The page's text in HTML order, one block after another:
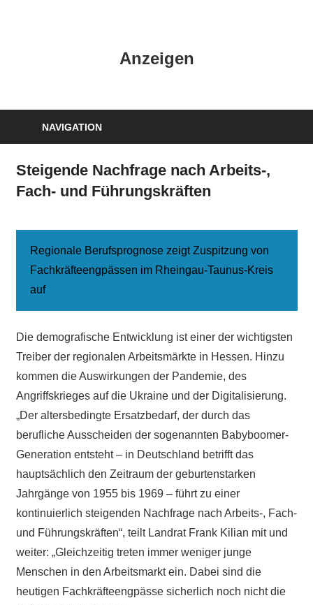
Anzeigen
NAVIGATION
Steigende Nachfrage nach Arbeits-,
Fach- und Führungskräften
Regionale Berufsprognose zeigt Zuspitzung von
Fachkräfteengpässen im Rheingau-Taunus-Kreis
auf
Die demografische Entwicklung ist einer der wichtigsten
Treiber der regionalen Arbeitsmärkte in Hessen. Hinzu
kommen die Auswirkungen der Pandemie, des
Angriffskrieges auf die Ukraine und der Digitalisierung.
„Der altersbedingte Ersatzbedarf, der durch das
berufliche Ausscheiden der sogenannten Babyboomer-
Generation entsteht – in Deutschland betrifft das
hauptsächlich den Zeitraum der geburtenstarken
Jahrgänge von 1955 bis 1969 – führt zu einer
kontinuierlich steigenden Nachfrage nach Arbeits-, Fach-
und Führungskräften“, teilt Landrat Frank Kilian mit und
weiter: „Gleichzeitig treten immer weniger junge
Menschen in den Arbeitsmarkt ein. Dabei sind die
heutigen Fachkräfteengpässe sicherlich noch nicht die